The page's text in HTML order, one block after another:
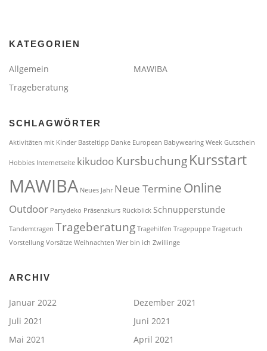
KATEGORIEN
Allgemein
MAWIBA
Trageberatung
SCHLAGWÖRTER
Aktivitäten mit Kinder Basteltipp Danke European Babywearing Week Gutschein
Hobbies Internetseite kikudoo KursbuchungKursstart
MAWIBA Neues Jahr Neue Termine Online
Outdoor Partydeko Präsenzkurs Rückblick Schnupperstunde
Tandemtragen Trageberatung Tragehilfen Tragepuppe Tragetuch
Vorstellung Vorsätze Weihnachten Wer bin ich Zwillinge
ARCHIV
Januar 2022
Dezember 2021
Juli 2021
Juni 2021
Mai 2021
April 2021